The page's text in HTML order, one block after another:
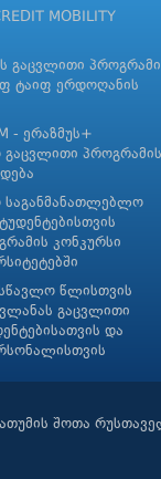
MOBILITY
გაცვლითი
ტაიფ ერდოღანის
- ერაზმუს+
პროგრამის
საგანმანათლებლო
კონკურსი
წლისთვის
გაცვლითი
და
შოთა